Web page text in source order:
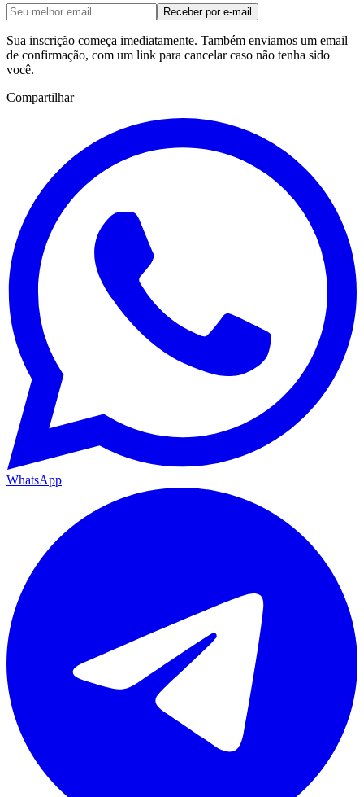
Receber por e-mail
Sua inscrição começa imediatamente. Também enviamos um email
de confirmação, com um link para cancelar caso não tenha sido
você.
Compartilhar
WhatsApp